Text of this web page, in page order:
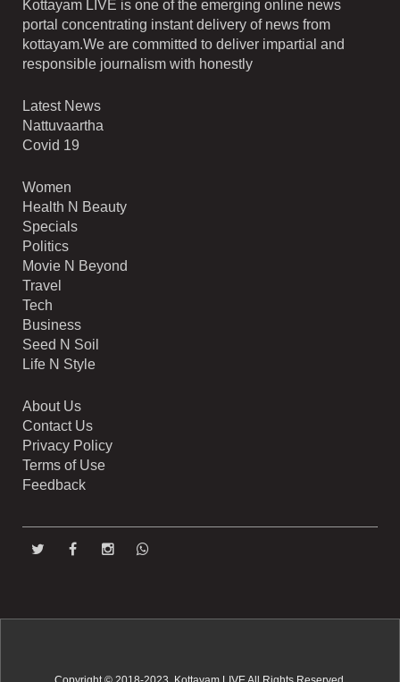
Kottayam LIVE is one of the emerging online news
portal concentrating instant delivery of news from
kottayam.We are committed to deliver impartial and
responsible journalism with honestly
Latest News
Nattuvaartha
Covid 19
Women
Health N Beauty
Specials
Politics
Movie N Beyond
Travel
Tech
Business
Seed N Soil
Life N Style
About Us
Contact Us
Privacy Policy
Terms of Use
Feedback